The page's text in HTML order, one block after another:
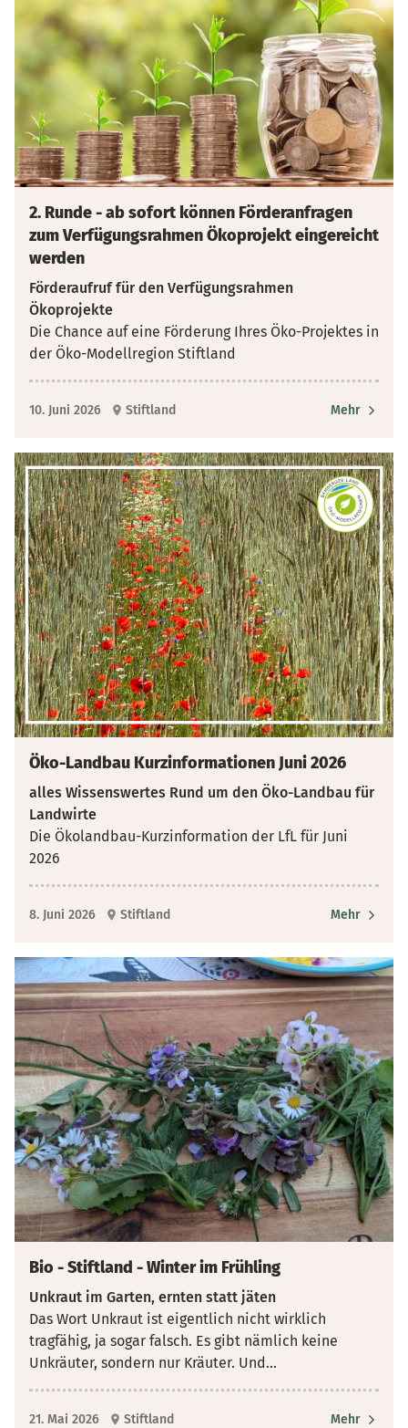
2. Runde - ab sofort können Förderanfragen
zum Verfügungsrahmen Ökoprojekt eingereicht
werden
Förderaufruf für den Verfügungsrahmen
Ökoprojekte
Die Chance auf eine Förderung Ihres Öko-Projektes in
der Öko-Modellregion Stiftland
10. Juni 2026 Stiftland Mehr
Öko-Landbau Kurzinformationen Juni 2026
alles Wissenswertes Rund um den Öko-Landbau für
Landwirte
Die Ökolandbau-Kurzinformation der LfL für Juni
2026
8. Juni 2026 Stiftland Mehr
Bio - Stiftland - Winter im Frühling
Unkraut im Garten, ernten statt jäten
Das Wort Unkraut ist eigentlich nicht wirklich
tragfähig, ja sogar falsch. Es gibt nämlich keine
Unkräuter, sondern nur Kräuter. Und...
21. Mai 2026 Stiftland Mehr